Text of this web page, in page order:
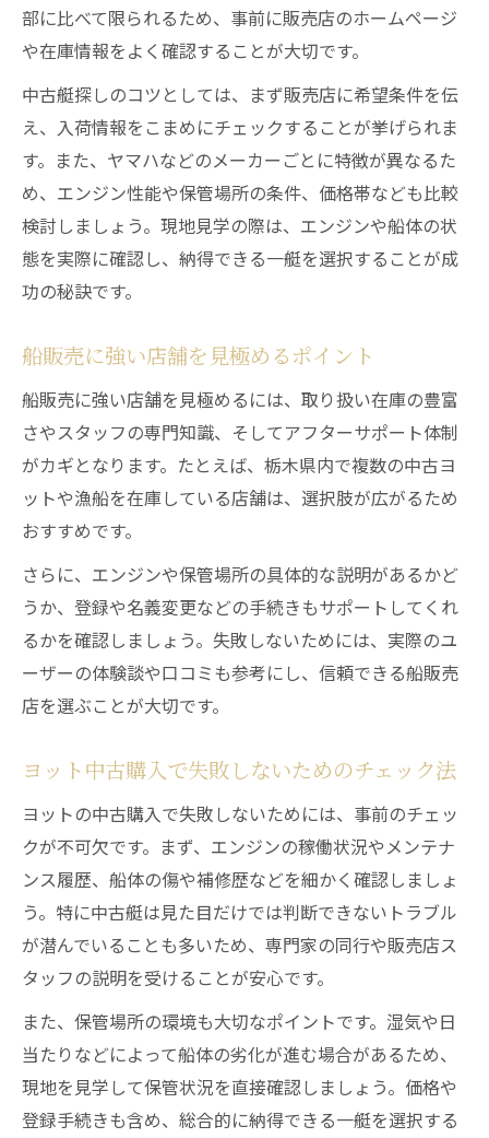
中古ヨットの魅力と船販売店の選び方
栃木県で選ぶべき中古ヨットの特徴
船販売視点から見る中古艇の価値基準
失敗しない中古ヨット選定のコツとポイン
ト
中古ヨット選びで注目すべき船販売サービ
ス
船舶免許取得とヨット購入の両立ガイド
船舶免許取得と船販売を同時進行する方法
中古ヨット購入を見据えた免許取得の流れ
特殊小型船舶免許と船販売店の活用術
船販売店が教える免許取得のサポート体制
部に比べて限られるため、事前に販売店のホームページ
や在庫情報をよく確認することが大切です。
中古艇探しのコツとしては、まず販売店に希望条件を伝
え、入荷情報をこまめにチェックすることが挙げられま
す。また、ヤマハなどのメーカーごとに特徴が異なるた
め、エンジン性能や保管場所の条件、価格帯なども比較
検討しましょう。現地見学の際は、エンジンや船体の状
態を実際に確認し、納得できる一艇を選択することが成
功の秘訣です。
船販売に強い店舗を見極めるポイント
船販売に強い店舗を見極めるには、取り扱い在庫の豊富
さやスタッフの専門知識、そしてアフターサポート体制
がカギとなります。たとえば、栃木県内で複数の中古ヨ
ットや漁船を在庫している店舗は、選択肢が広がるため
おすすめです。
さらに、エンジンや保管場所の具体的な説明があるかど
うか、登録や名義変更などの手続きもサポートしてくれ
るかを確認しましょう。失敗しないためには、実際のユ
ーザーの体験談や口コミも参考にし、信頼できる船販売
店を選ぶことが大切です。
ヨット中古購入で失敗しないためのチェック法
ヨットの中古購入で失敗しないためには、事前のチェッ
クが不可欠です。まず、エンジンの稼働状況やメンテナ
ンス履歴、船体の傷や補修歴などを細かく確認しましょ
う。特に中古艇は見た目だけでは判断できないトラブル
が潜んでいることも多いため、専門家の同行や販売店ス
タッフの説明を受けることが安心です。
また、保管場所の環境も大切なポイントです。湿気や日
当たりなどによって船体の劣化が進む場合があるため、
現地を見学して保管状況を直接確認しましょう。価格や
登録手続きも含め、総合的に納得できる一艇を選択する